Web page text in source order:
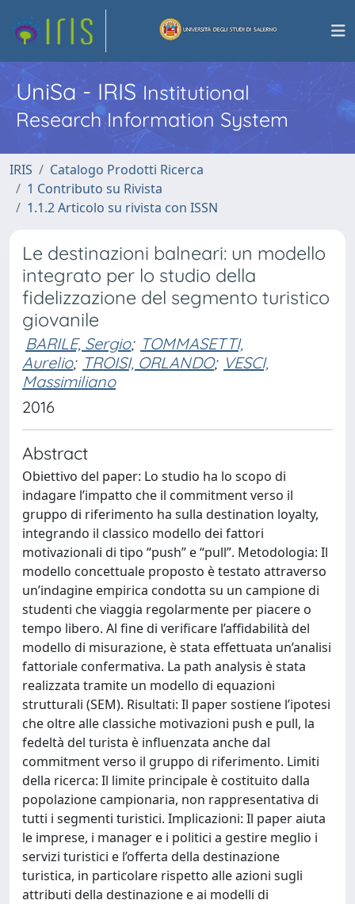
UniSa - IRISInstitutional
Research Information System
IRIS
Catalogo Prodotti Ricerca
1 Contributo su Rivista
1.1.2 Articolo su rivista con ISSN
Le destinazioni balneari: un modello
integrato per lo studio della
fidelizzazione del segmento turistico
giovanile
BARILE, Sergio; TOMMASETTI,
Aurelio; TROISI, ORLANDO; VESCI,
Massimiliano
2016
Abstract
Obiettivo del paper: Lo studio ha lo scopo di
indagare l’impatto che il commitment verso il
gruppo di riferimento ha sulla destination loyalty,
integrando il classico modello dei fattori
motivazionali di tipo “push” e “pull”. Metodologia: Il
modello concettuale proposto è testato attraverso
un’indagine empirica condotta su un campione di
studenti che viaggia regolarmente per piacere o
tempo libero. Al fine di verificare l’affidabilità del
modello di misurazione, è stata effettuata un’analisi
fattoriale confermativa. La path analysis è stata
realizzata tramite un modello di equazioni
strutturali (SEM). Risultati: Il paper sostiene l’ipotesi
che oltre alle classiche motivazioni push e pull, la
fedeltà del turista è influenzata anche dal
commitment verso il gruppo di riferimento. Limiti
della ricerca: Il limite principale è costituito dalla
popolazione campionaria, non rappresentativa di
tutti i segmenti turistici. Implicazioni: Il paper aiuta
le imprese, i manager e i politici a gestire meglio i
servizi turistici e l’offerta della destinazione
turistica, in particolare rispetto alle azioni sugli
attributi della destinazione e ai modelli di